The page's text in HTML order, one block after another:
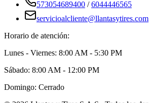
573054689400 /6044446565
servicioalcliente@llantasytires.com
Horario de atención:
Lunes - Viernes: 8:00 AM - 5:30 PM
Sábado: 8:00 AM - 12:00 PM
Domingo: Cerrado